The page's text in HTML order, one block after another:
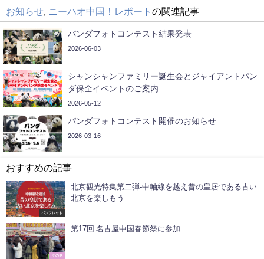
お知らせ ニーハオ中国！レポート の関連記事
パンダフォトコンテスト結果発表
2026-06-03
シャンシャンファミリー誕生会とジャイアントパン
ダ保全イベントのご案内
2026-05-12
パンダフォトコンテスト開催のお知らせ
2026-03-16
おすすめの記事
パンフレット
北京観光特集第二弾-中軸線を越え昔の皇居である古い
北京を楽しもう
その他
第17回 名古屋中国春節祭に参加